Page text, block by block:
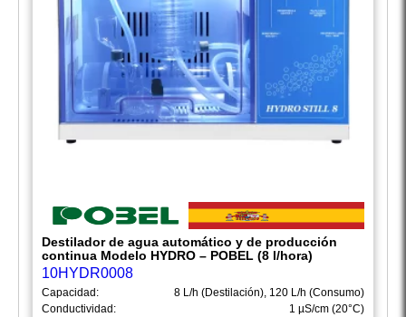
Destilador de agua automático y de producción
continua Modelo HYDRO – POBEL (8 l/hora)
10HYDR0008
Capacidad:
8 L/h (Destilación), 120 L/h (Consumo)
Conductividad:
1 µS/cm (20°C)